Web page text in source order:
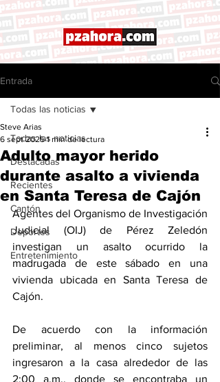
Entrada
Todas las noticias
Destacadas
Recientes
Cantón
Deportes
Entretenimiento
Todas las noticias
Adulto mayor herido
durante asalto a vivienda
en Santa Teresa de Cajón
Steve Arias
6 sept 2025 1 min de lectura
Agentes del Organismo de Investigación
Judicial (OIJ) de Pérez Zeledón
investigan un asalto ocurrido la
madrugada de este sábado en una
vivienda ubicada en Santa Teresa de
Cajón.
De acuerdo con la información
preliminar, al menos cinco sujetos
ingresaron a la casa alrededor de las
2:00 a.m., donde se encontraba un